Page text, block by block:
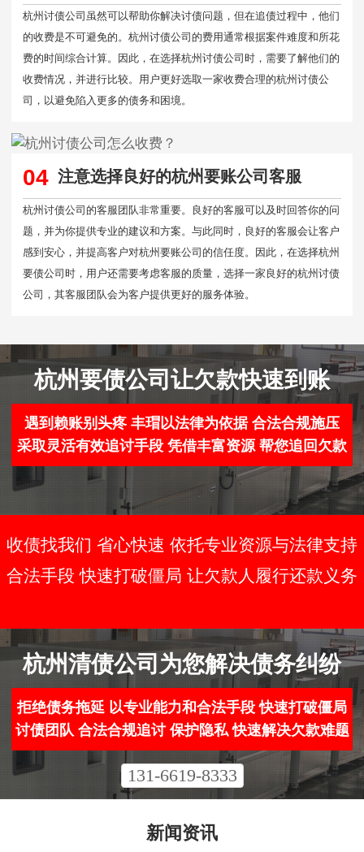
杭州讨债公司虽然可以帮助你解决讨债问题，但在追债过程中，他们
的收费是不可避免的。杭州讨债公司的费用通常根据案件难度和所花
费的时间综合计算。因此，在选择杭州讨债公司时，需要了解他们的
收费情况，并进行比较。用户更好选取一家收费合理的杭州讨债公
司，以避免陷入更多的债务和困境。
04 注意选择良好的杭州要账公司客服
杭州讨债公司的客服团队非常重要。良好的客服可以及时回答你的问
题，并为你提供专业的建议和方案。与此同时，良好的客服会让客户
感到安心，并提高客户对杭州要账公司的信任度。因此，在选择杭州
要债公司时，用户还需要考虑客服的质量，选择一家良好的杭州讨债
公司，其客服团队会为客户提供更好的服务体验。
杭州要债公司让欠款快速到账
遇到赖账别头疼 丰瑁以法律为依据 合法合规施压
采取灵活有效追讨手段 凭借丰富资源 帮您追回欠款
收债找我们 省心快速 依托专业资源与法律支持
合法手段 快速打破僵局 让欠款人履行还款义务
杭州清债公司为您解决债务纠纷
拒绝债务拖延 以专业能力和合法手段 快速打破僵局
讨债团队 合法合规追讨 保护隐私 快速解决欠款难题
131-6619-8333
新闻资讯